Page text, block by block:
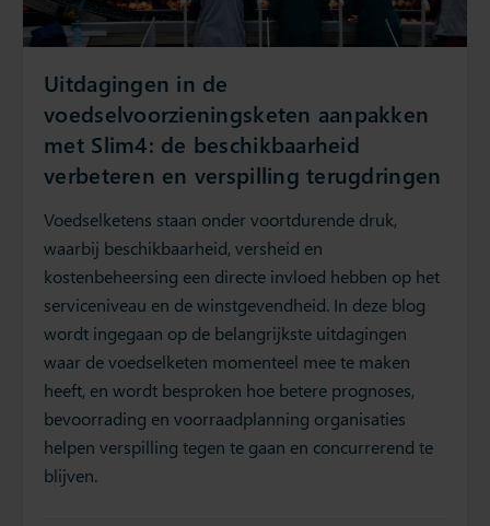
Uitdagingen in de
voedselvoorzieningsketen aanpakken
met Slim4: de beschikbaarheid
verbeteren en verspilling terugdringen
Voedselketens staan onder voortdurende druk,
waarbij beschikbaarheid, versheid en
kostenbeheersing een directe invloed hebben op het
serviceniveau en de winstgevendheid. In deze blog
wordt ingegaan op de belangrijkste uitdagingen
waar de voedselketen momenteel mee te maken
heeft, en wordt besproken hoe betere prognoses,
bevoorrading en voorraadplanning organisaties
helpen verspilling tegen te gaan en concurrerend te
blijven.